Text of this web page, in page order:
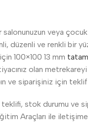
salonunuzun veya çocuk
düzenli ve renkli bir
100×100 13 mm
olan
ve siparişiniz için teklif
stok durumu ve
Araçları ile